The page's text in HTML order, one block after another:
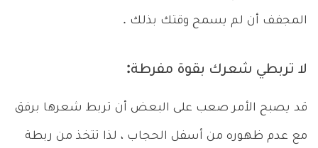
المجفف أن لم يسمح وقتك بذلك .
لا تربطي شعرك بقوة مفرطة:
قد يصبح الأمر صعب على البعض أن تربط شعرها برفق
مع عدم ظهوره من أسفل الحجاب ، لذا تتخذ من ربطة